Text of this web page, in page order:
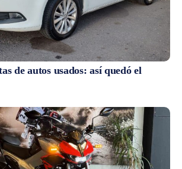
de autos usados: así quedó el